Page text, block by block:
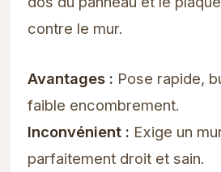
contre le mur.
Avantages : Pose rapide,
faible encombrement.
Inconvénient : Exige un
parfaitement droit et sain.